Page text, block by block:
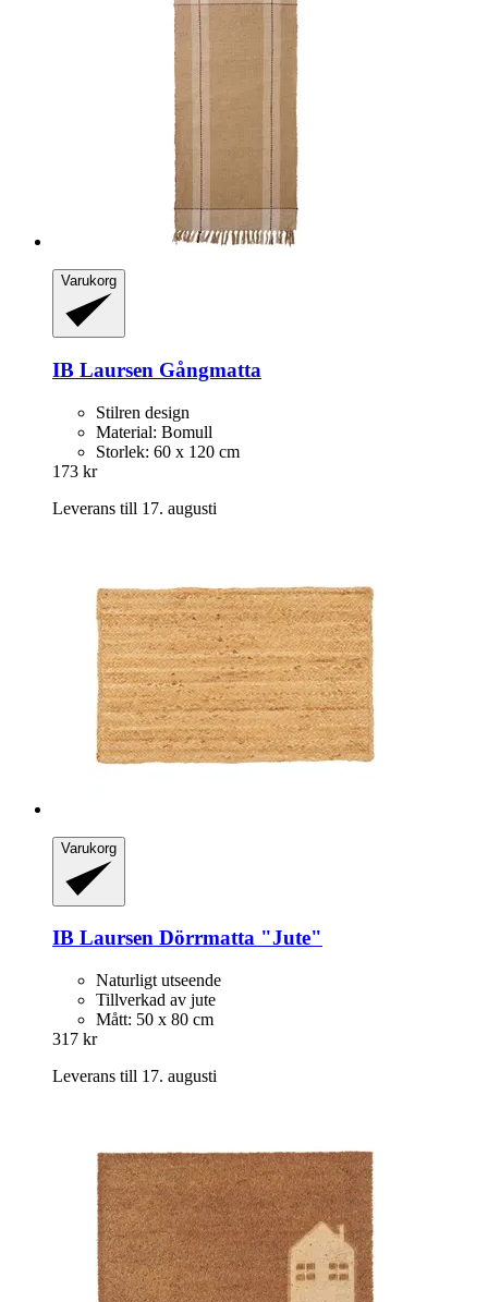
Varukorg
IB Laursen Gångmatta
Stilren design
Material: Bomull
Storlek: 60 x 120 cm
173 kr
Leverans till 17. augusti
Varukorg
IB Laursen Dörrmatta "Jute"
Naturligt utseende
Tillverkad av jute
Mått: 50 x 80 cm
317 kr
Leverans till 17. augusti